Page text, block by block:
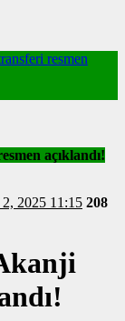
resmen
açıklandı!
Eylül 2, 2025 11:15 208